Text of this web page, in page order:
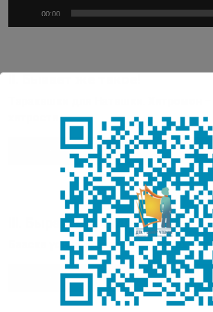
00:00
Таракашки для Наташки. Хитромон
хитрости.
Аудиоплеер
III. Быраатын Андрей
Бааска уонна Бүөккэ. Такыр атах.
Аудиоплеер